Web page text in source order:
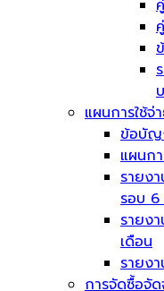
แผนการใช้จ่
ข้อบัญ
แผนก
รายง
รอบ 6
รายง
เดือน
รายง
การจัดซื้อจั